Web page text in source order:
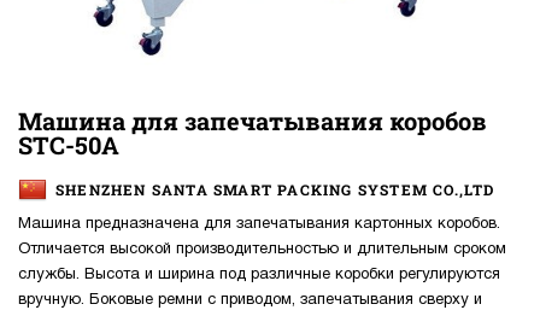
Машина для запечатывания коробов
STC-50A
SHENZHEN SANTA SMART PACKING SYSTEM CO.,LTD
Машина предназначена для запечатывания картонных коробов.
Отличается высокой производительностью и длительным сроком
службы. Высота и ширина под различные коробки регулируются
вручную. Боковые ремни с приводом, запечатывания сверху и